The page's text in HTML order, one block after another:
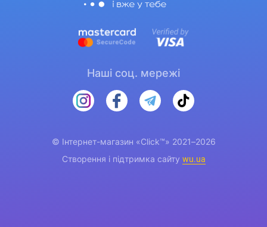
Наші соц. мережі
© Інтернет-магазин «Click™» 2021–2026
Створення і підтримка сайту wu.ua